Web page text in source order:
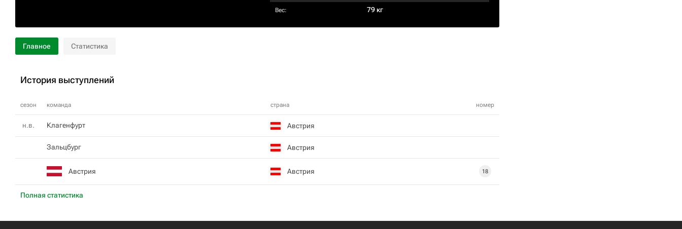
Вес: 79 кг
Главное Статистика
История выступлений
сезон команда страна номер
Полная статистика
н.в. Клагенфурт Австрия
Зальцбург Австрия
Австрия Австрия 18